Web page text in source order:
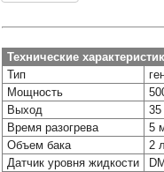
Технические
Тип
Мощность
Выход
Время разогрева
5
Объем бака
2 л
Датчик уровня жидкости